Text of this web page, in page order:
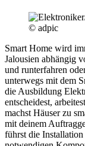
© adpic
Smart Home wird
Jalousien abhängig
und runterfahren
unterwegs mit dem
die Ausbildung
entscheidest,
machst Häuser zu
mit deinem
führst die